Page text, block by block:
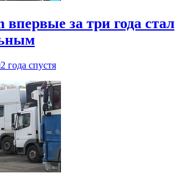
впервые за три года стал
2 года спустя